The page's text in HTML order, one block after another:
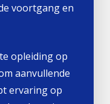
voortgang en
opleiding op
aanvullende
ervaring op